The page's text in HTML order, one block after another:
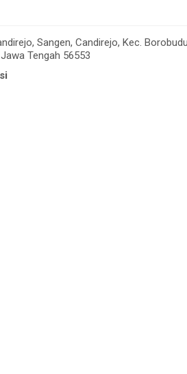
Sangen, Candirejo, Kec.
Tengah 56553